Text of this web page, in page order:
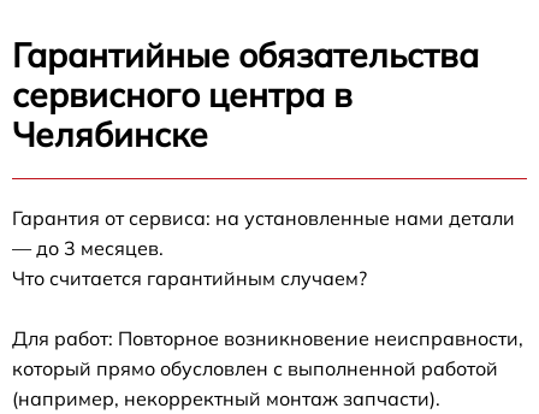
Гарантийные обязательства
сервисного центра в
Челябинске
Гарантия от сервиса: на установленные нами детали
— до 3 месяцев.
Что считается гарантийным случаем?
Для работ: Повторное возникновение неисправности,
который прямо обусловлен с выполненной работой
(например, некорректный монтаж запчасти).